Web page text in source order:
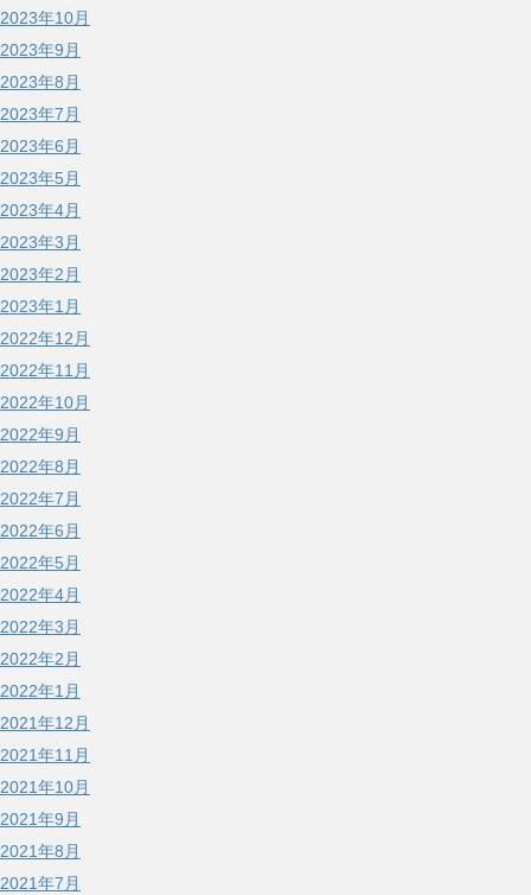
2023年10月
2023年9月
2023年8月
2023年7月
2023年6月
2023年5月
2023年4月
2023年3月
2023年2月
2023年1月
2022年12月
2022年11月
2022年10月
2022年9月
2022年8月
2022年7月
2022年6月
2022年5月
2022年4月
2022年3月
2022年2月
2022年1月
2021年12月
2021年11月
2021年10月
2021年9月
2021年8月
2021年7月